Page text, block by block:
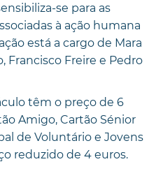
se para as
à ação humana
está a cargo de Mara
Francisco Freire e Pedro
têm o preço de 6
Amigo, Cartão Sénior
de Voluntário e Jovens
reduzido de 4 euros.